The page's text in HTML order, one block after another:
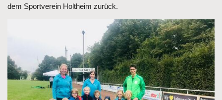
dem Sportverein Holtheim zurück.